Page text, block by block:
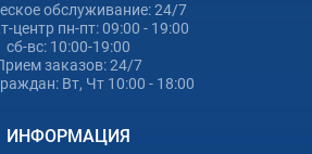
обслуживание: 24/7
центр пн-пт: 09:00 - 19:00
сб-вс: 10:00-19:00
заказов: 24/7
Вт, Чт 10:00 - 18:00
ИНФОРМАЦИЯ